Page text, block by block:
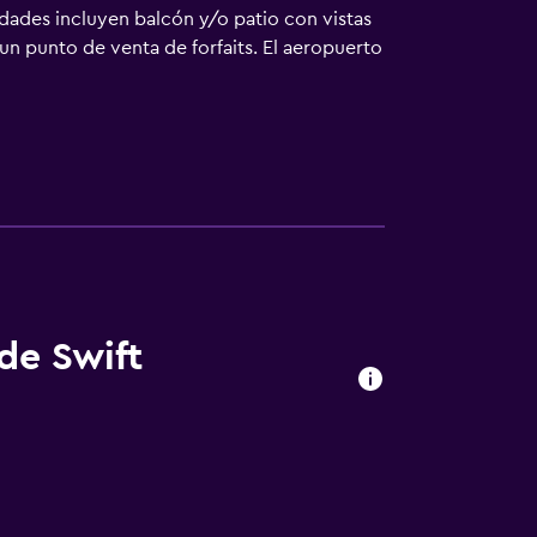
incluyen balcón y/o patio con vistas
punto de venta de forfaits. El aeropuerto
Swift